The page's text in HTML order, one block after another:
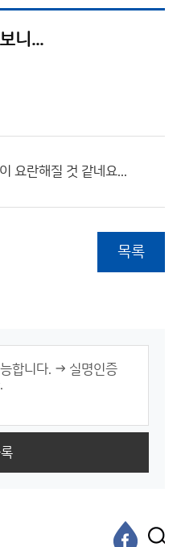
니...
요란해질 것 같네요...
목록